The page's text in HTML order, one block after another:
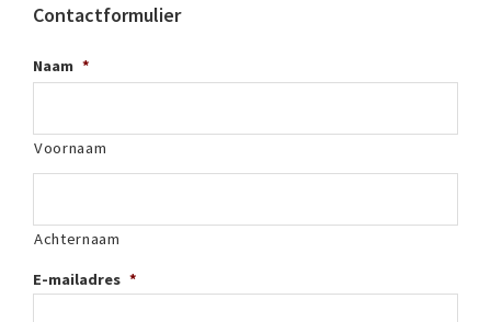
Contactformulier
Naam *
Voornaam
Achternaam
E-mailadres *